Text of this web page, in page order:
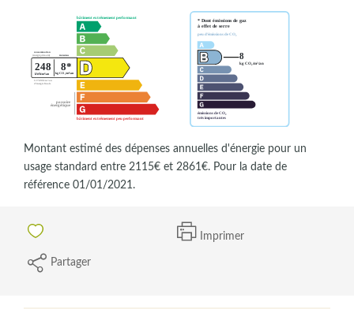
Montant estimé des dépenses annuelles d'énergie pour un
usage standard entre 2115€ et 2861€. Pour la date de
référence 01/01/2021.
Imprimer
Partager